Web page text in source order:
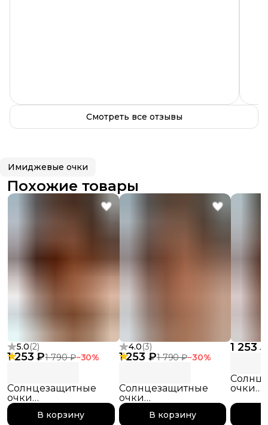
Смотреть все отзывы
Имиджевые очки
Похожие товары
5.0(2)
1 253 ₽1 790 ₽−30%
Солнцезащитные
очки
поляризационные
pinterestВ корзину
4.0(3)
1 253 ₽1 790 ₽−30%
Солнцезащитные
очки
поляризационныеpinterest
В корзину
1 253 ₽
очки